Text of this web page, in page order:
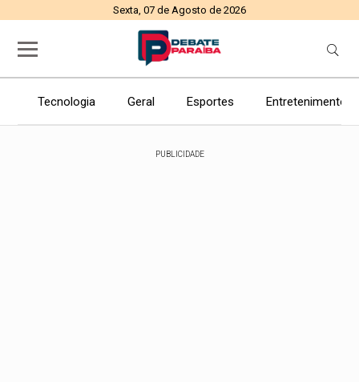
Sexta, 07 de Agosto de 2026
Tecnologia Geral Esportes Entretenimento
PUBLICIDADE